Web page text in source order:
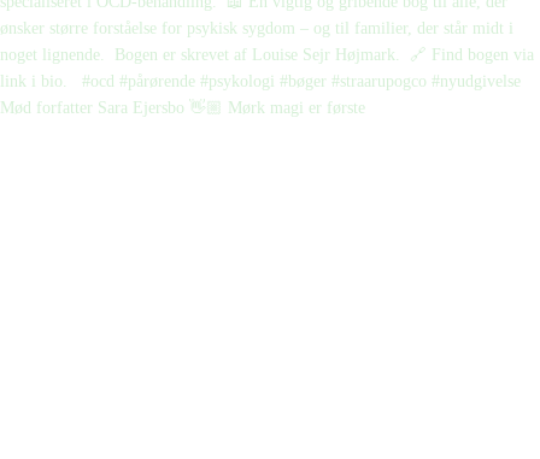
Mød forfatter Sara Ejersbo 👋🏼 Mørk magi er første